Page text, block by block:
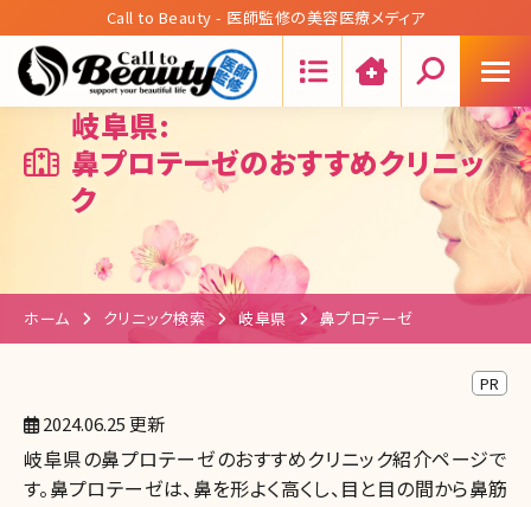
Call to Beauty - 医師監修の美容医療メディア
岐阜県:
鼻プロテーゼのおすすめクリニッ
ク
ホーム クリニック検索 岐阜県 鼻プロテーゼ
PR
2024.06.25 更新
岐阜県の鼻プロテーゼのおすすめクリニック紹介ページで
す。鼻プロテーゼは、鼻を形よく高くし、目と目の間から鼻筋